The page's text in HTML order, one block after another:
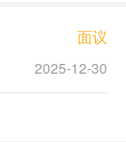
面议
2025-12-30